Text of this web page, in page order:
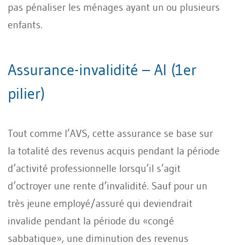
pas pénaliser les ménages ayant un ou plusieurs
enfants.
Assurance-invalidité – AI (1er
pilier)
Tout comme l’AVS, cette assurance se base sur
la totalité des revenus acquis pendant la période
d’activité professionnelle lorsqu’il s’agit
d’octroyer une rente d’invalidité. Sauf pour un
très jeune employé/assuré qui deviendrait
invalide pendant la période du «congé
sabbatique», une diminution des revenus